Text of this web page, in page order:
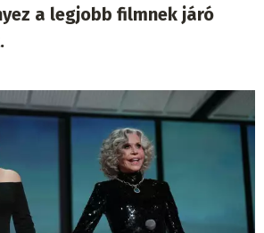
a legjobb filmnek járó